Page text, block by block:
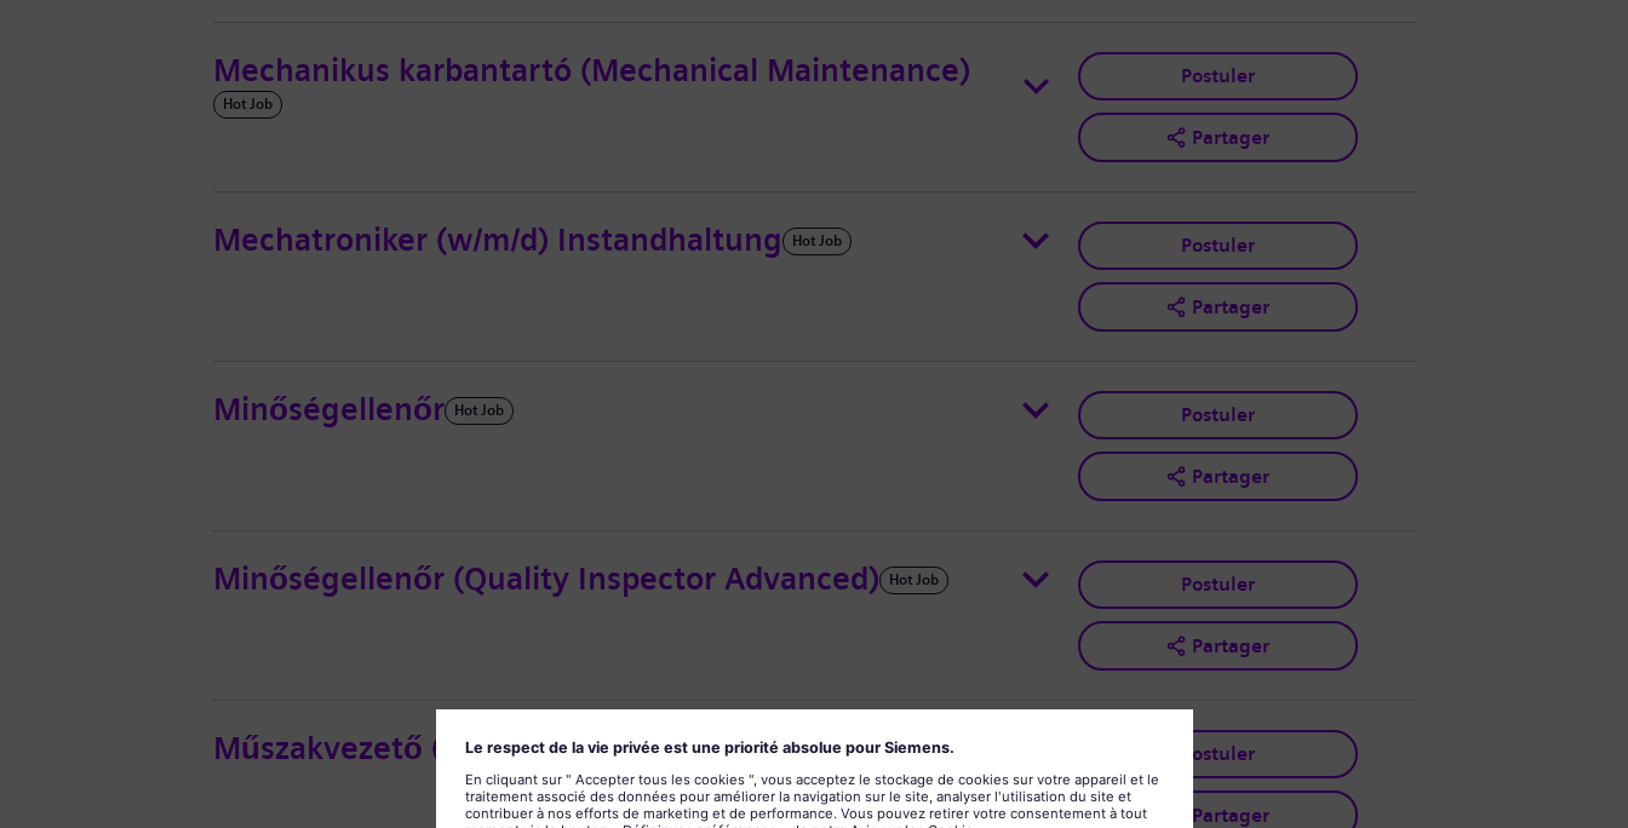
Mechanikus karbantartó (Mechanical Maintenance)
Hot Job
Postuler
Partager
Mechatroniker (w/m/d) Instandhaltung Hot Job Postuler
Partager
Minőségellenőr Hot Job Postuler
Partager
Minőségellenőr (Quality Inspector Advanced) Hot Job Postuler
Partager
Műszakvezető (égőfejgyártás) - 15.kerület Hot Job Postuler
Partager